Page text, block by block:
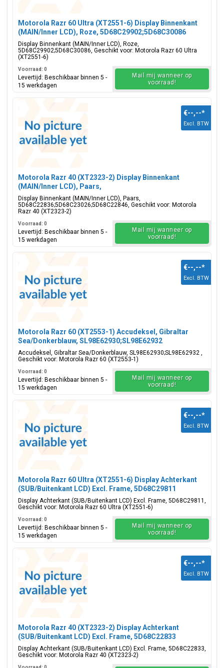
Motorola Razr 60 Ultra (XT2551-6) Display Binnenkant
(MAIN/Inner LCD), Roze, 5D68C29902;5D68C30086
Display Binnenkant (MAIN/Inner LCD), Roze,
5D68C29902;5D68C30086, Geschikt voor: Motorola Razr 60 Ultra
(XT2551-6)
Voorraad: 0
Levertijd: Beschikbaar binnen 5 -
15 werkdagen
Mail mij wanneer op
voorraad!
Motorola Razr 40 (XT2323-2) Display Binnenkant
(MAIN/Inner LCD), Paars,
5D68C22836;5D68C23026;5D68C22846
Display Binnenkant (MAIN/Inner LCD), Paars,
5D68C22836;5D68C23026;5D68C22846, Geschikt voor: Motorola
Razr 40 (XT2323-2)
€--,--*
Excl. BTW
Voorraad: 0
Levertijd: Beschikbaar binnen 5 -
15 werkdagen
Mail mij wanneer op
voorraad!
Motorola Razr 60 (XT2553-1) Accudeksel, Gibraltar
Sea/Donkerblauw, SL98E62930;SL98E62932
Accudeksel, Gibraltar Sea/Donkerblauw, SL98E62930;SL98E62932 ,
Geschikt voor: Motorola Razr 60 (XT2553-1)
€--,--*
Excl. BTW
Voorraad: 0
Levertijd: Beschikbaar binnen 5 -
15 werkdagen
Mail mij wanneer op
voorraad!
Motorola Razr 60 Ultra (XT2551-6) Display Achterkant
(SUB/Buitenkant LCD) Excl. Frame, 5D68C29811
Display Achterkant (SUB/Buitenkant LCD) Excl. Frame, 5D68C29811,
Geschikt voor: Motorola Razr 60 Ultra (XT2551-6)
€--,--*
Excl. BTW
Voorraad: 0
Levertijd: Beschikbaar binnen 5 -
15 werkdagen
Mail mij wanneer op
voorraad!
Motorola Razr 40 (XT2323-2) Display Achterkant
(SUB/Buitenkant LCD) Excl. Frame, 5D68C22833
Display Achterkant (SUB/Buitenkant LCD) Excl. Frame, 5D68C22833,
Geschikt voor: Motorola Razr 40 (XT2323-2)
€--,--*
Excl. BTW